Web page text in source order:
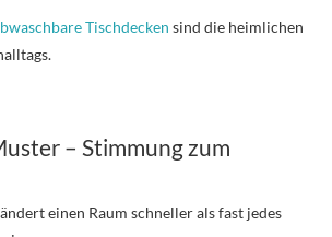
Tischdecken sind die heimlichen
– Stimmung zum
einen Raum schneller als fast jedes